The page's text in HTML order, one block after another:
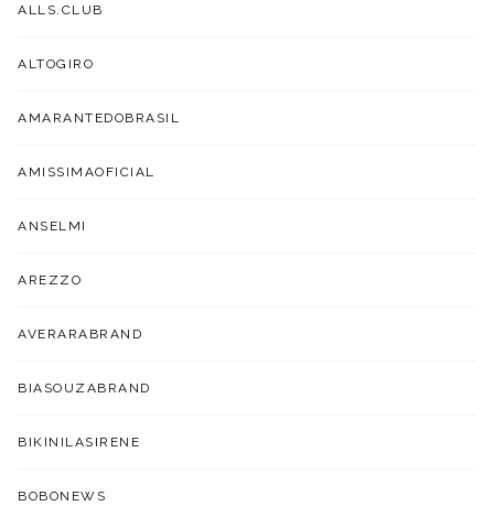
ALLS.CLUB
ALTOGIRO
AMARANTEDOBRASIL
AMISSIMAOFICIAL
ANSELMI
AREZZO
AVERARABRAND
BIASOUZABRAND
BIKINILASIRENE
BOBONEWS